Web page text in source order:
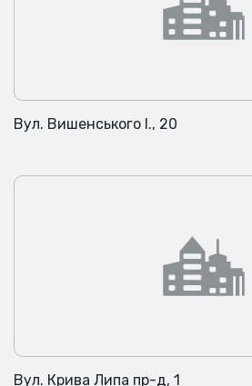
Вул. Вишенського І., 20
Вул. Крива Липа пр-д, 1